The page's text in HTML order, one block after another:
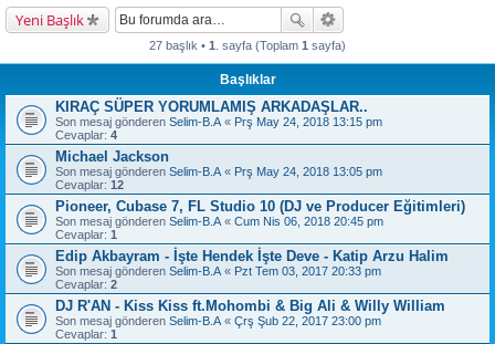
Yeni Başlık
27 başlık • 1 . sayfa (Toplam 1 sayfa)
Başlıklar
KIRAÇ SÜPER YORUMLAMIŞ ARKADAŞLAR..
Son mesaj gönderen Selim-B.A « Prş May 24, 2018 13:15 pm
Cevaplar: 4
Michael Jackson
Son mesaj gönderen Selim-B.A « Prş May 24, 2018 13:05 pm
Cevaplar: 12
Pioneer, Cubase 7, FL Studio 10 (DJ ve Producer Eğitimleri)
Son mesaj gönderen Selim-B.A « Cum Nis 06, 2018 20:45 pm
Cevaplar: 1
Edip Akbayram - İşte Hendek İşte Deve - Katip Arzu Halim
Son mesaj gönderen Selim-B.A « Pzt Tem 03, 2017 20:33 pm
Cevaplar: 2
DJ R'AN - Kiss Kiss ft.Mohombi & Big Ali & Willy William
Son mesaj gönderen Selim-B.A « Çrş Şub 22, 2017 23:00 pm
Cevaplar: 1